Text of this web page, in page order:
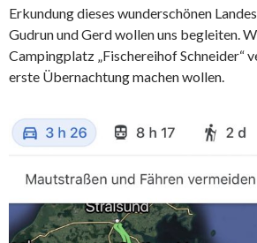
Erkundung dieses wunderschönen
Gudrun und Gerd wollen uns begleiten.
Campingplatz „Fischereihof Schneider“
erste Übernachtung machen wollen.